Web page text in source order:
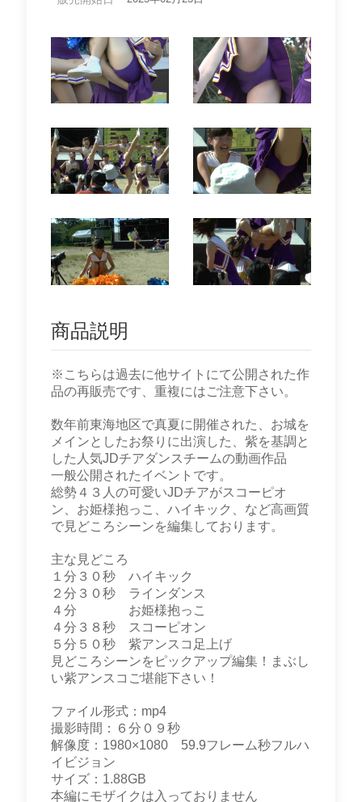
商品説明
※こちらは過去に他サイトにて公開された作
品の再販売です、重複にはご注意下さい。
数年前東海地区で真夏に開催された、お城を
メインとしたお祭りに出演した、紫を基調と
した人気JDチアダンスチームの動画作品
一般公開されたイベントです。
総勢４３人の可愛いJDチアがスコーピオ
ン、お姫様抱っこ、ハイキック、など高画質
で見どころシーンを編集しております。
主な見どころ
１分３０秒 ハイキック
２分３０秒 ラインダンス
４分 お姫様抱っこ
４分３８秒 スコーピオン
５分５０秒 紫アンスコ足上げ
見どころシーンをピックアップ編集！まぶし
い紫アンスコご堪能下さい！
ファイル形式：mp4
撮影時間：６分０９秒
解像度：1980×1080 59.9フレーム秒フルハ
イビジョン
サイズ：1.88GB
本編にモザイクは入っておりません